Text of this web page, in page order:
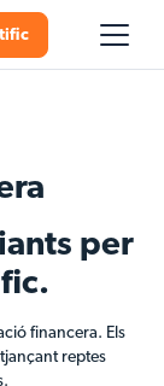
per
financera. Els
reptes